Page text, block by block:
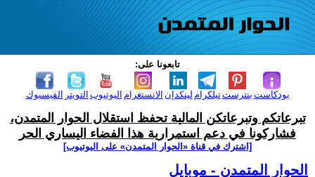
تابعونا على:
الفيسبوك التويتر اليوتيوب الانستغرام لينكدإن تيلكرامبنترست بودكاست
تبرعاتكم وتبرعاتكن المالية تحفظ استقلال الحوار المتمدن،
فشاركونا في دعم استمرارية هذا الفضاء اليساري الحر
[اشترك في قناة ‫«الحوار المتمدن» على اليوتيوب]
الحوار المتمدن - موبايل